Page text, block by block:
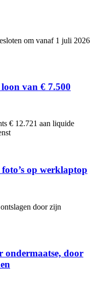
om vanaf 1 juli 2026
van € 7.500
€ 12.721 aan liquide
op werklaptop
door zijn
ondermaatse, door